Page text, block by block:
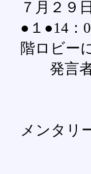
７月２９
●１●14：
階ロビー
発言者
・東
・ジャ
メンタリ
・厚